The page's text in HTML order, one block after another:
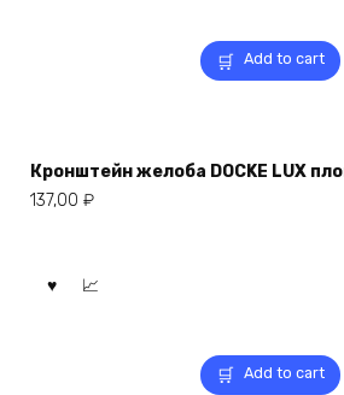
Add to cart
Кронштейн желоба DOCKE LUX
137,00 ₽
Add to cart